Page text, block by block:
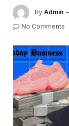
By Admin
No Comments